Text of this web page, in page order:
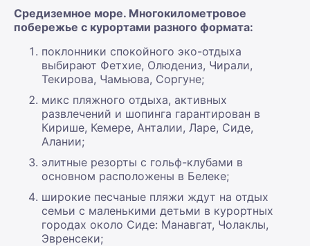
Средиземное море. Многокилометровое
побережье с курортами разного формата:
поклонники спокойного эко-отдыха
выбирают Фетхие, Олюдениз, Чирали,
Текирова, Чамьюва, Соргуне;
микс пляжного отдыха, активных
развлечений и шопинга гарантирован в
Кирише, Кемере, Анталии, Ларе, Сиде,
Алании;
элитные резорты с гольф-клубами в
основном расположены в Белеке;
широкие песчаные пляжи ждут на отдых
семьи с маленькими детьми в курортных
городах около Сиде: Манавгат, Чолаклы,
Эвренсеки;